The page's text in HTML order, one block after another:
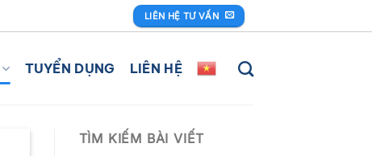
LIÊN HỆ TƯ VẤN
TUYỂN DỤNG LIÊN HỆ
TÌM KIẾM BÀI VIẾT